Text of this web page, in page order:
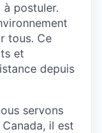
postuler.
tous. Ce
et
depuis
servons
il est